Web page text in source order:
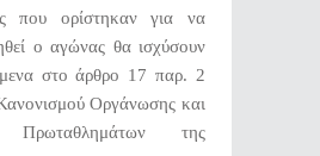
που ορίστηκαν για να
ο αγώνας θα ισχύσουν
στο άρθρο 17 παρ. 2
Οργάνωσης και
Πρωταθλημάτων της